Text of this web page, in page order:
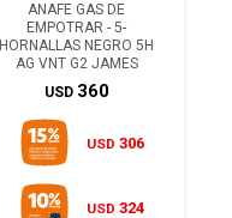
ANAFE GAS DE
EMPOTRAR - 5-
HORNALLAS NEGRO 5H
AG VNT G2 JAMES
USD 360
USD 306
USD 324